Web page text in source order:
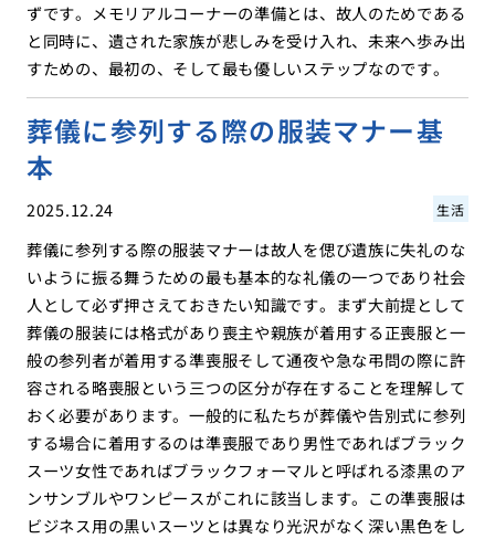
ずです。メモリアルコーナーの準備とは、故人のためである
と同時に、遺された家族が悲しみを受け入れ、未来へ歩み出
すための、最初の、そして最も優しいステップなのです。
葬儀に参列する際の服装マナー基
本
2025.12.24 生活
葬儀に参列する際の服装マナーは故人を偲び遺族に失礼のな
いように振る舞うための最も基本的な礼儀の一つであり社会
人として必ず押さえておきたい知識です。まず大前提として
葬儀の服装には格式があり喪主や親族が着用する正喪服と一
般の参列者が着用する準喪服そして通夜や急な弔問の際に許
容される略喪服という三つの区分が存在することを理解して
おく必要があります。一般的に私たちが葬儀や告別式に参列
する場合に着用するのは準喪服であり男性であればブラック
スーツ女性であればブラックフォーマルと呼ばれる漆黒のア
ンサンブルやワンピースがこれに該当します。この準喪服は
ビジネス用の黒いスーツとは異なり光沢がなく深い黒色をし